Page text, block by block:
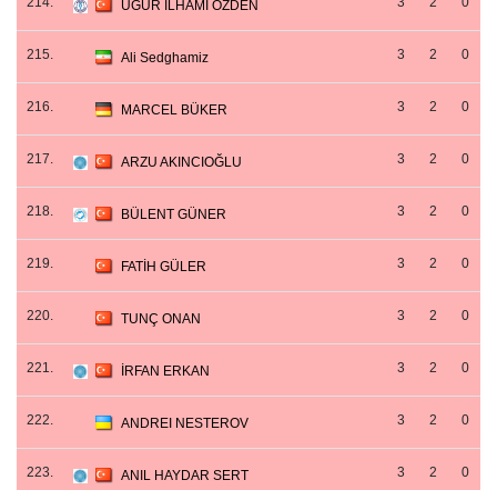
UĞUR İLHAMİ ÖZDEN
215. Ali Sedghamiz 3 2 0
216. MARCEL BÜKER 3 2 0
217. ARZU AKINCIOĞLU 3 2 0
218. BÜLENT GÜNER 3 2 0
219. FATİH GÜLER 3 2 0
220. TUNÇ ONAN 3 2 0
221. İRFAN ERKAN 3 2 0
222. ANDREI NESTEROV 3 2 0
223. ANIL HAYDAR SERT 3 2 0